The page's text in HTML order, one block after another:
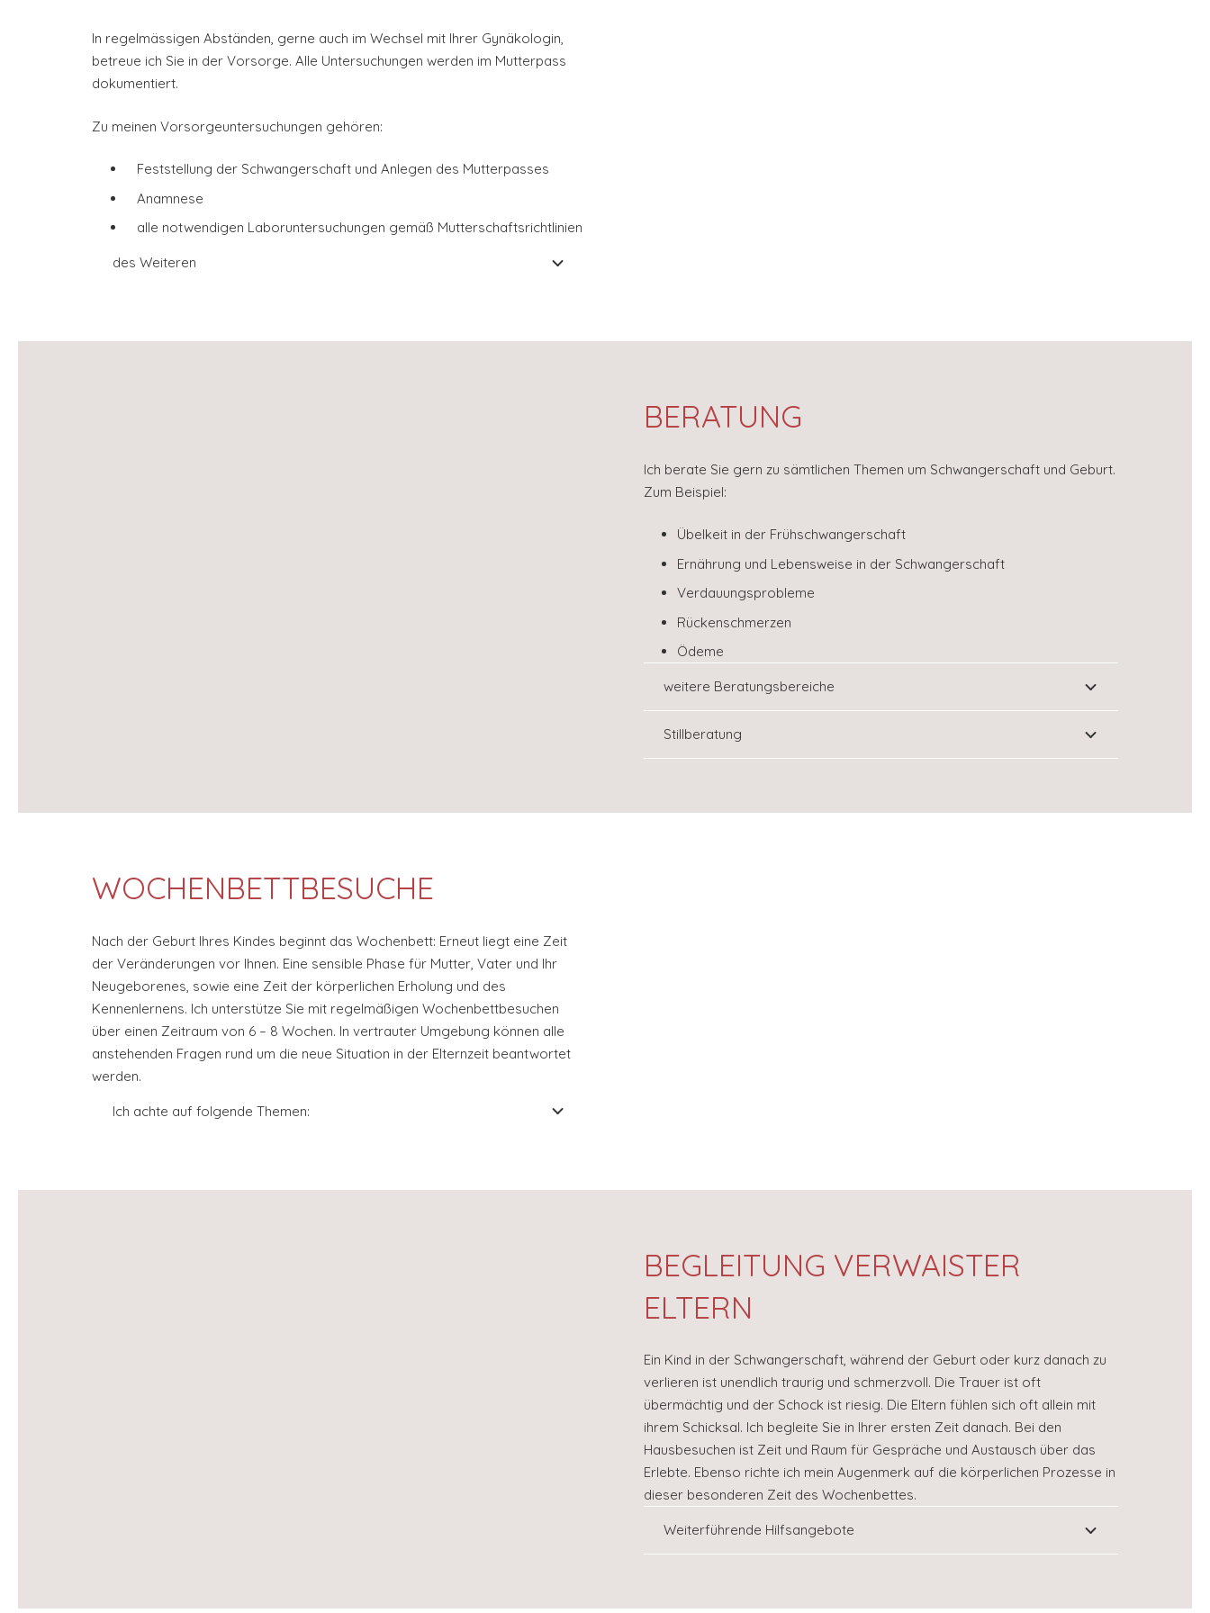
In regelmässigen Abständen, gerne auch im Wechsel mit Ihrer Gynäkologin,
betreue ich Sie in der Vorsorge. Alle Untersuchungen werden im Mutterpass
dokumentiert.
Zu meinen Vorsorgeuntersuchungen gehören:
Feststellung der Schwangerschaft und Anlegen des Mutterpasses
Anamnese
alle notwendigen Laboruntersuchungen gemäß Mutterschaftsrichtlinien
des Weiteren
BERATUNG
Ich berate Sie gern zu sämtlichen Themen um Schwangerschaft und Geburt.
Zum Beispiel:
Übelkeit in der Frühschwangerschaft
Ernährung und Lebensweise in der Schwangerschaft
Verdauungsprobleme
Rückenschmerzen
Ödeme
weitere Beratungsbereiche
Stillberatung
WOCHENBETTBESUCHE
Nach der Geburt Ihres Kindes beginnt das Wochenbett: Erneut liegt eine Zeit
der Veränderungen vor Ihnen. Eine sensible Phase für Mutter, Vater und Ihr
Neugeborenes, sowie eine Zeit der körperlichen Erholung und des
Kennenlernens. Ich unterstütze Sie mit regelmäßigen Wochenbettbesuchen
über einen Zeitraum von 6 – 8 Wochen. In vertrauter Umgebung können alle
anstehenden Fragen rund um die neue Situation in der Elternzeit beantwortet
werden.
Ich achte auf folgende Themen:
BEGLEITUNG VERWAISTER
ELTERN
Ein Kind in der Schwangerschaft, während der Geburt oder kurz danach zu
verlieren ist unendlich traurig und schmerzvoll. Die Trauer ist oft
übermächtig und der Schock ist riesig. Die Eltern fühlen sich oft allein mit
ihrem Schicksal. Ich begleite Sie in Ihrer ersten Zeit danach. Bei den
Hausbesuchen ist Zeit und Raum für Gespräche und Austausch über das
Erlebte. Ebenso richte ich mein Augenmerk auf die körperlichen Prozesse in
dieser besonderen Zeit des Wochenbettes.
Weiterführende Hilfsangebote